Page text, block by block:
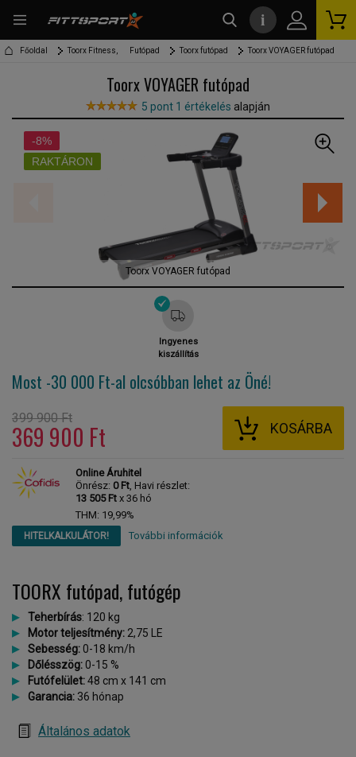
Főoldal Toorx Fitness, Futópad Toorx futópad Toorx VOYAGER futópad
Toorx VOYAGER futópad
5 pont 1 értékelés alapján
-8%
RAKTÁRON
Toorx VOYAGER futópad
Ingyenes
kiszállítás
Most -30 000 Ft-al olcsóbban lehet az Öné!
399 900 Ft
369 900 Ft KOSÁRBA
Online Áruhitel
Önrész: 0 Ft, Havi részlet:
13 505 Ft x 36 hó
THM: 19,99%
HITELKALKULÁTOR! További információk
TOORX futópad, futógép
Teherbírás: 120 kg
Motor teljesítmény: 2,75 LE
Sebesség:0-18 km/h
Dőlésszög:0-15 %
Futófelület:48 cm x 141 cm
Garancia: 36 hónap
Általános adatok
i
kereső